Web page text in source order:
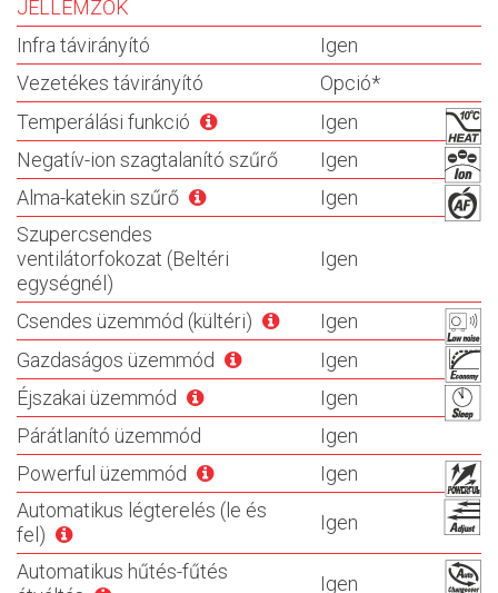
JELLEMZŐK
Infra távirányító
Igen
Vezetékes távirányító
Opció*
Temperálási funkció
Igen
Negatív-ion szagtalanító szűrő
Igen
Alma-katekin szűrő
Igen
Szupercsendes
ventilátorfokozat (Beltéri
egységnél)
Igen
Csendes üzemmód (kültéri)
Igen
Gazdaságos üzemmód
Igen
Éjszakai üzemmód
Igen
Párátlanító üzemmód
Igen
Powerful üzemmód
Igen
Automatikus légterelés (le és
fel)
Igen
Automatikus hűtés-fűtés
Igen